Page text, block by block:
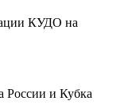
КУДО на
России и Кубка